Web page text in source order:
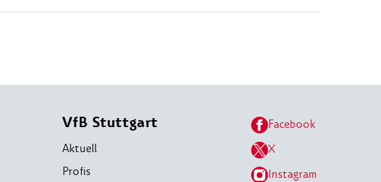
VfB Stuttgart
Aktuell
Profis
Facebook
X
Instagram